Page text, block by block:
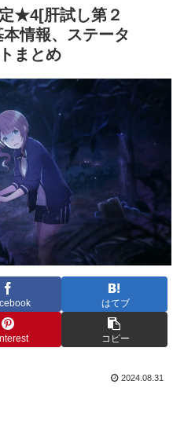
★4[肝試し第２
情報、ステータ
まとめ
はてブ
コピー
2024.08.31